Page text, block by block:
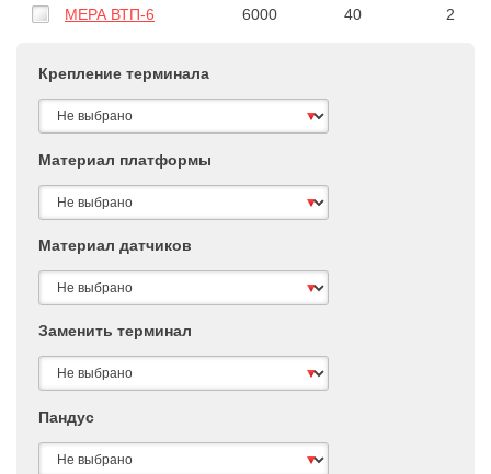
МЕРА ВТП-6 6000 40 2
Крепление терминала
Материал платформы
Материал датчиков
Заменить терминал
Пандус